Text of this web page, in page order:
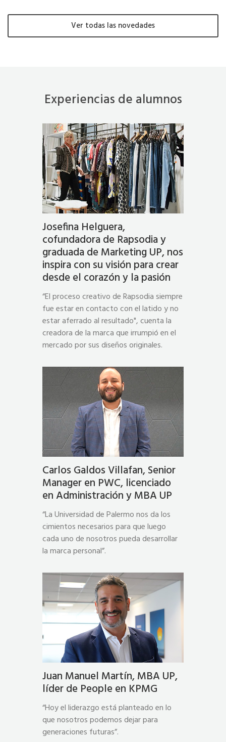
Ver todas las novedades
Experiencias de alumnos
Josefina Helguera,
cofundadora de Rapsodia y
graduada de Marketing UP, nos
inspira con su visión para crear
desde el corazón y la pasión
“El proceso creativo de Rapsodia siempre
fue estar en contacto con el latido y no
estar aferrado al resultado", cuenta la
creadora de la marca que irrumpió en el
mercado por sus diseños originales.
Carlos Galdos Villafan, Senior
Manager en PWC, licenciado
en Administración y MBA UP
“La Universidad de Palermo nos da los
cimientos necesarios para que luego
cada uno de nosotros pueda desarrollar
la marca personal”.
Juan Manuel Martín, MBA UP,
líder de People en KPMG
“Hoy el liderazgo está planteado en lo
que nosotros podemos dejar para
generaciones futuras”.